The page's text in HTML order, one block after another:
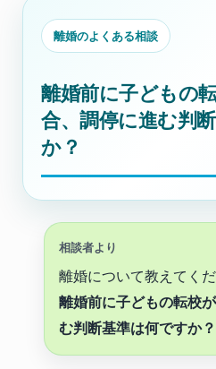
離婚のよくある相談
離婚前に子どもの
合、調停に進む判
か？
相談者より
離婚について教えてくだ
離婚前に子どもの転校
む判断基準は何ですか？